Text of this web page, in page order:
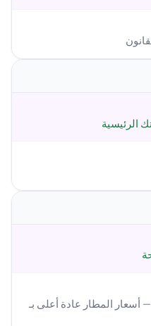
الرئيسية
المطار عادة أعلى بـ